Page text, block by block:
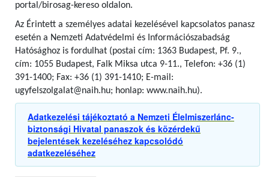
portal/birosag-kereso oldalon.
Az Érintett a személyes adatai kezelésével kapcsolatos panasz
esetén a Nemzeti Adatvédelmi és Információszabadság
Hatósághoz is fordulhat (postai cím: 1363 Budapest, Pf. 9.,
cím: 1055 Budapest, Falk Miksa utca 9-11., Telefon: +36 (1)
391-1400; Fax: +36 (1) 391-1410; E-mail:
ugyfelszolgalat@naih.hu; honlap: www.naih.hu).
Adatkezelési tájékoztató a Nemzeti Élelmiszerlánc-
biztonsági Hivatal panaszok és közérdekű
bejelentések kezeléséhez kapcsolódó
adatkezeléséhez